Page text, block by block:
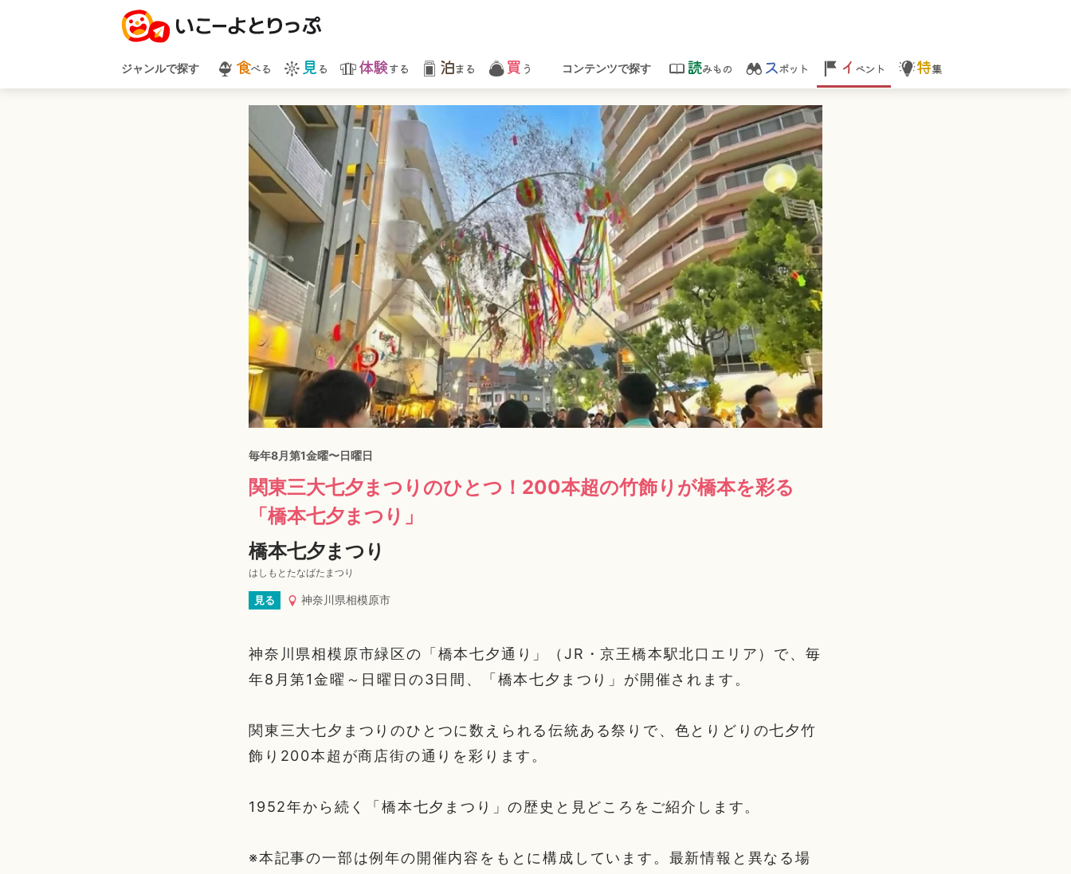
ジャンルで探す 食べる 見 る 体験する 泊まる 買 う コンテンツで探す 読みもの スポット イ ベント 特集
毎年8月第1金曜〜日曜日
関東三大七夕まつりのひとつ！200本超の竹飾りが橋本を彩る
「橋本七夕まつり」
橋本七夕まつり
はしもとたなばたまつり
見る 神奈川県相模原市
神奈川県相模原市緑区の「橋本七夕通り」（JR・京王橋本駅北口エリア）で、毎
年8月第1金曜～日曜日の3日間、「橋本七夕まつり」が開催されます。
関東三大七夕まつりのひとつに数えられる伝統ある祭りで、色とりどりの七夕竹
飾り200本超が商店街の通りを彩ります。
1952年から続く「橋本七夕まつり」の歴史と見どころをご紹介します。
※本記事の一部は例年の開催内容をもとに構成しています。最新情報と異なる場